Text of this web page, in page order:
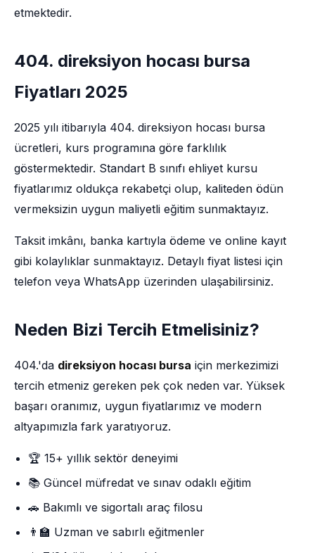
etmektedir.
404. direksiyon hocası bursa
Fiyatları 2025
2025 yılı itibarıyla 404. direksiyon hocası bursa
ücretleri, kurs programına göre farklılık
göstermektedir. Standart B sınıfı ehliyet kursu
fiyatlarımız oldukça rekabetçi olup, kaliteden ödün
vermeksizin uygun maliyetli eğitim sunmaktayız.
Taksit imkânı, banka kartıyla ödeme ve online kayıt
gibi kolaylıklar sunmaktayız. Detaylı fiyat listesi için
telefon veya WhatsApp üzerinden ulaşabilirsiniz.
Neden Bizi Tercih Etmelisiniz?
404.'da direksiyon hocası bursa için merkezimizi
tercih etmeniz gereken pek çok neden var. Yüksek
başarı oranımız, uygun fiyatlarımız ve modern
altyapımızla fark yaratıyoruz.
🏆 15+ yıllık sektör deneyimi
📚 Güncel müfredat ve sınav odaklı eğitim
🚗 Bakımlı ve sigortalı araç filosu
👨‍🏫 Uzman ve sabırlı eğitmenler